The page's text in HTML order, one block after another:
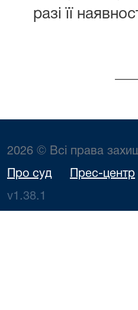
разі її
2026 © Всі права
Про суд Прес-центр
v1.38.1